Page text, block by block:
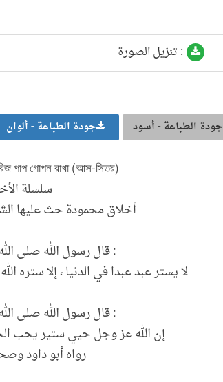
تنزيل الصورة :
جودة الطباعة - ألوان جودة الطباعة - أسود
পাপ গোপন রাখা (আস-সিতর)
سلسلة
أخلاق محمودة حث عليها
قال رسول الله صلى الله عليه وسلم :
لا يستر عبد عبدا في الدنيا ، إلا ستره
قال رسول الله صلى الله عليه وسلم :
إن الله عز وجل حيي ستير يحب
رواه أبو داود